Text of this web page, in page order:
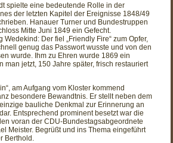
spielte eine bedeutende Rolle in der
der letzten Kapitel der Ereignisse 1848/49
Hanauer Turner und Bundestruppen
Mitte Juni 1849 ein Gefecht.
Der fiel „Friendly Fire“ zum Opfer,
genug das Passwort wusste und von den
wurde. Ihm zu Ehren wurde 1869 ein
man jetzt, 150 Jahre später, frisch restauriert
am Aufgang vom Kloster kommend
besondere Bewandtnis. Er stellt neben dem
bauliche Denkmal zur Erinnerung an
Entsprechend prominent besetzt war die
voran der CDU-Bundestagsabgeordnete
Meister. Begrüßt und ins Thema eingeführt
Berthold.